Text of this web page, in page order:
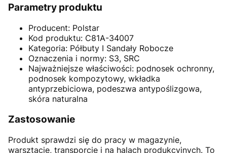
Parametry produktu
Producent: Polstar
Kod produktu: C81A-34007
Kategoria: Półbuty I Sandały Robocze
Oznaczenia i normy: S3, SRC
Najważniejsze właściwości: podnosek ochronny,
podnosek kompozytowy, wkładka
antyprzebiciowa, podeszwa antypoślizgowa,
skóra naturalna
Zastosowanie
Produkt sprawdzi się do pracy w magazynie,
warsztacie, transporcie i na halach produkcyjnych. To